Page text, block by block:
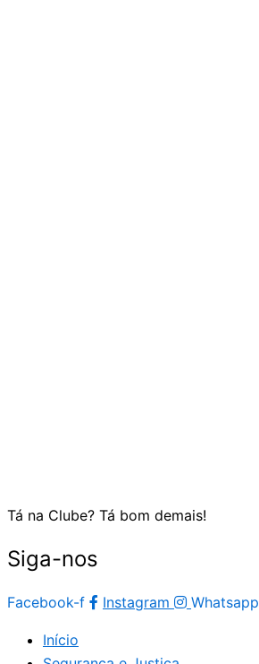
Tá na Clube? Tá bom demais!
Siga-nos
Facebook-f Instagram Whatsapp
Início